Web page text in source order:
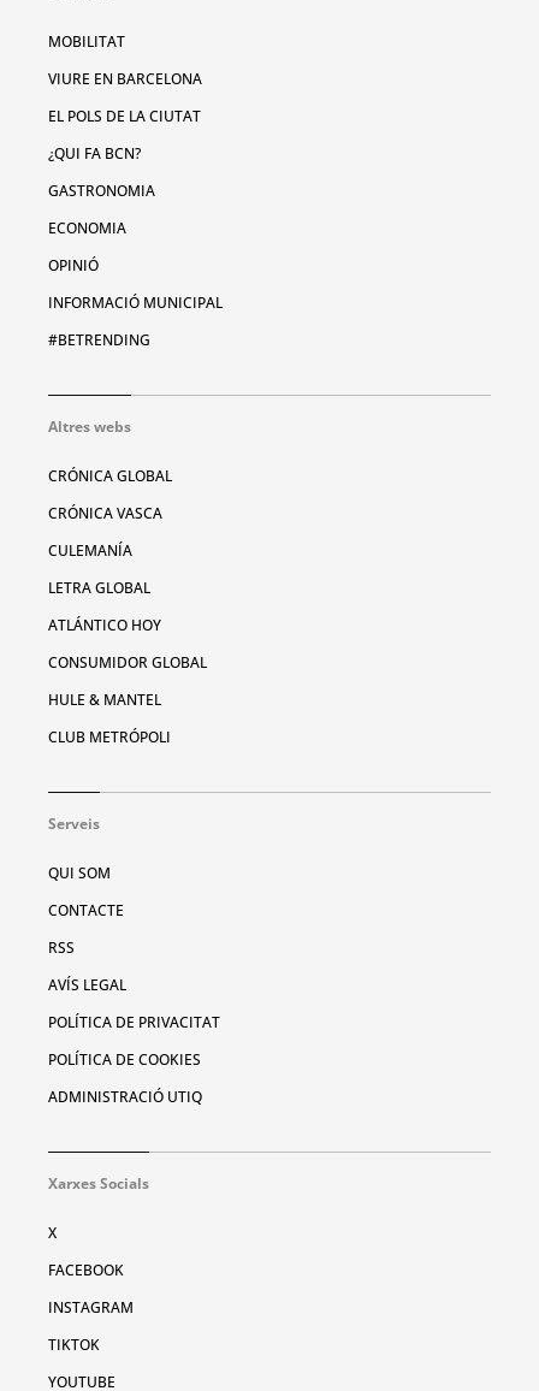
MOBILITAT
VIURE EN BARCELONA
EL POLS DE LA CIUTAT
¿QUI FA BCN?
GASTRONOMIA
ECONOMIA
OPINIÓ
INFORMACIÓ MUNICIPAL
#BETRENDING
Altres webs
CRÓNICA GLOBAL
CRÓNICA VASCA
CULEMANÍA
LETRA GLOBAL
ATLÁNTICO HOY
CONSUMIDOR GLOBAL
HULE & MANTEL
CLUB METRÓPOLI
Serveis
QUI SOM
CONTACTE
RSS
AVÍS LEGAL
POLÍTICA DE PRIVACITAT
POLÍTICA DE COOKIES
ADMINISTRACIÓ UTIQ
Xarxes Socials
X
FACEBOOK
INSTAGRAM
TIKTOK
YOUTUBE